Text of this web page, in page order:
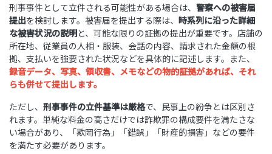
刑事事件として立件される可能性がある場合は、 警察への被害届
提出を検討します。被害届を提出する際は、 時系列に沿った詳細
な被害状況の説明と、可能な限りの証拠の提出が重要です。店舗の
所在地、従業員の人相・服装、会話の内容、請求された金額の根
拠、支払いを強要された状況などを具体的に記述します。また、
録音データ、写真、領収書、メモなどの物的証拠があれば、それ
らも併せて提出します。
ただし、 刑事事件の立件基準は厳格で、民事上の紛争とは区別さ
れます。単純な料金の高さだけでは詐欺罪の構成要件を満たさな
い場合があり、「欺罔行為」「錯誤」「財産的損害」などの要件
を満たす必要があります。